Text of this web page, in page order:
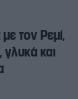
τον Ρεμί,
γλυκά και